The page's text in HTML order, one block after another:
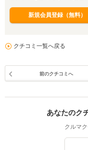
新規会員登録（無料）
クチコミ一覧へ戻る
前のクチコミへ
あなたのク
クルマ